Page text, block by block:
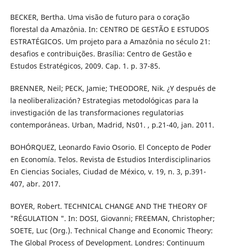
BECKER, Bertha. Uma visão de futuro para o coração
florestal da Amazônia. In: CENTRO DE GESTÃO E ESTUDOS
ESTRATÉGICOS. Um projeto para a Amazônia no século 21:
desafios e contribuições. Brasília: Centro de Gestão e
Estudos Estratégicos, 2009. Cap. 1. p. 37-85.
BRENNER, Neil; PECK, Jamie; THEODORE, Nik. ¿Y después de
la neoliberalización? Estrategias metodológicas para la
investigación de las transformaciones regulatorias
contemporáneas. Urban, Madrid, Ns01. , p.21-40, jan. 2011.
BOHÓRQUEZ, Leonardo Favio Osorio. El Concepto de Poder
en Economía. Telos. Revista de Estudios Interdisciplinarios
En Ciencias Sociales, Ciudad de México, v. 19, n. 3, p.391-
407, abr. 2017.
BOYER, Robert. TECHNICAL CHANGE AND THE THEORY OF
"RÉGULATION ". In: DOSI, Giovanni; FREEMAN, Christopher;
SOETE, Luc (Org.). Technical Change and Economic Theory:
The Global Process of Development. Londres: Continuum